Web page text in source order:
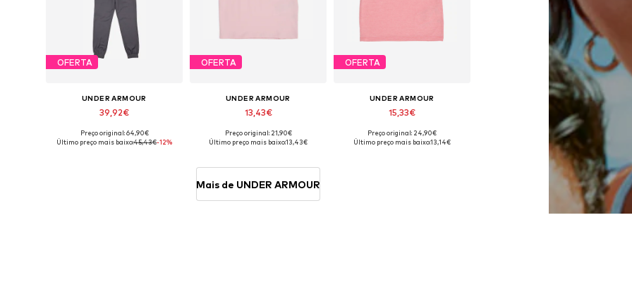
OFERTA
UNDER ARMOUR
39,92€
Tamanhos disponíveis: 176-188
Preço original: 64,90€
Último preço mais baixo:45,43€-12%
OFERTA
UNDER ARMOUR
13,43€
Preço original: 21,90€
Último preço mais baixo:13,43€
OFERTA
UNDER ARMOUR
15,33€
Tamanhos disponíveis: 176-188
Preço original: 24,90€
Último preço mais baixo:13,14€
Mais de UNDER ARMOUR